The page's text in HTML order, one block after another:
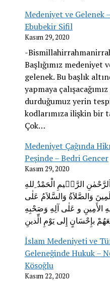
Medeniyet ve Gelenek –
Ebubekir Sifil
Kasım 29, 2020
-
Başlığımız medeniyet
gelenek. Bu başlık
yapmaya
durduğumuz yerin
kodlarımıza ilişkin bir
Çok…
Medeniyet Çağında
Peşinde – Bedri Gencer
Kasım 29, 2020
الرَّح۪يمِ الْحَمْدُ ِللهِ
وَالصَّلاَةُ وَالسَّلاَمُ عَلٰى
الأَمِينِ و عَلٰى آلِهِ وَصَحْبِهِ
İslam Medeniyeti ve
Geleneğinde Hukuk –
Kösoğlu
Kasım 22, 2020